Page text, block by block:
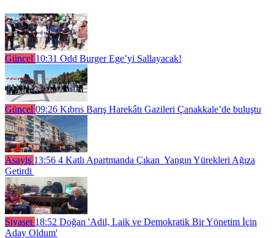
Güncel 10:31 Odd Burger Ege’yi Sallayacak!
Güncel 09:26 Kıbrıs Barış Harekâtı Gazileri Çanakkale’de buluştu
Asayiş 13:56 4 Katlı Apartmanda Çıkan Yangın Yürekleri Ağıza
Getirdi
Siyaset 18:52 Doğan 'Adil, Laik ve Demokratik Bir Yönetim İçin
Aday Oldum'